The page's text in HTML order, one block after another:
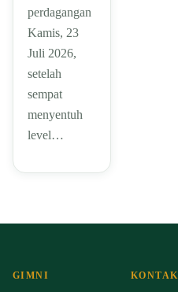
perdagangan
Kamis, 23
Juli 2026,
setelah
sempat
menyentuh
level…
GIMNI KONTAK